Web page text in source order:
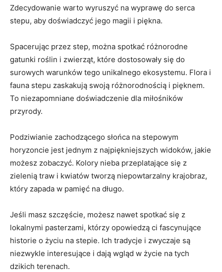
Zdecydowanie warto wyruszyć na wyprawę do serca
stepu, aby doświadczyć jego magii i piękna.
Spacerując przez step, można spotkać różnorodne
gatunki roślin i zwierząt, które dostosowały się do
surowych warunków tego unikalnego ekosystemu. Flora i
fauna stepu zaskakują swoją różnorodnością i pięknem.
To niezapomniane doświadczenie dla miłośników
przyrody.
Podziwianie zachodzącego słońca na stepowym
horyzoncie jest jednym z najpiękniejszych widoków, jakie
możesz zobaczyć. Kolory nieba przeplatające się z
zielenią traw i kwiatów tworzą niepowtarzalny krajobraz,
który zapada w pamięć na długo.
Jeśli masz szczęście, możesz nawet spotkać się z
lokalnymi pasterzami, którzy opowiedzą ci fascynujące
historie o życiu na stepie. Ich tradycje i zwyczaje są
niezwykle interesujące i dają wgląd w życie na tych
dzikich terenach.